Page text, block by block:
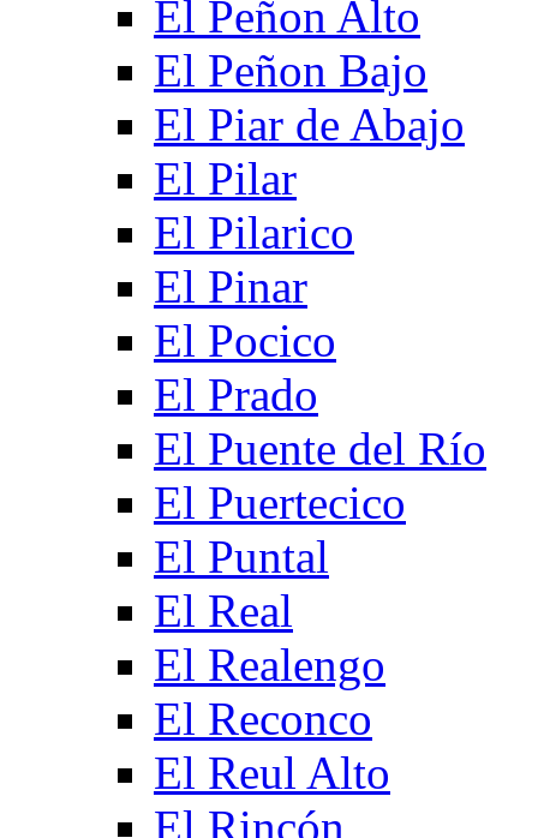
El Peñon Alto
El Peñon Bajo
El Piar de Abajo
El Pilar
El Pilarico
El Pinar
El Pocico
El Prado
El Puente del Río
El Puertecico
El Puntal
El Real
El Realengo
El Reconco
El Reul Alto
El Rincón